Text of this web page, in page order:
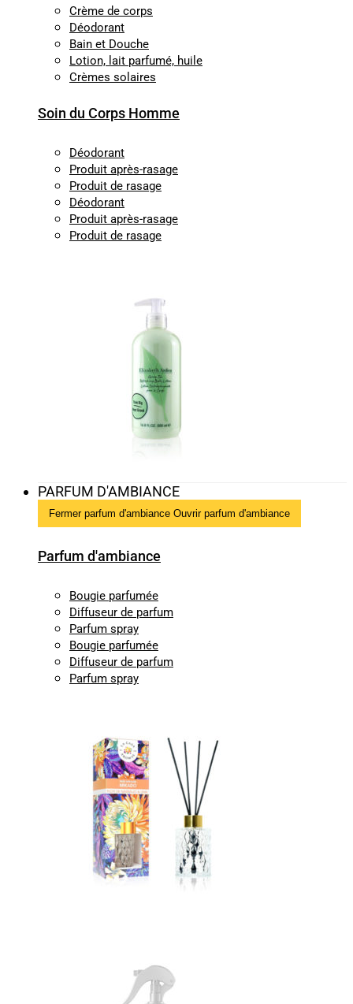
Crème de corps
Déodorant
Bain et Douche
Lotion, lait parfumé, huile
Crèmes solaires
Soin du Corps Homme
Déodorant
Produit après-rasage
Produit de rasage
Déodorant
Produit après-rasage
Produit de rasage
PARFUM D'AMBIANCE
Fermer parfum d'ambiance Ouvrir parfum d'ambiance
Parfum d'ambiance
Bougie parfumée
Diffuseur de parfum
Parfum spray
Bougie parfumée
Diffuseur de parfum
Parfum spray